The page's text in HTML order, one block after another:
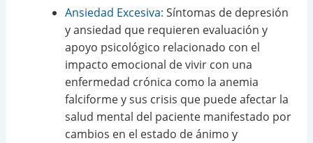
Ansiedad Excesiva: Síntomas de depresión
y ansiedad que requieren evaluación y
apoyo psicológico relacionado con el
impacto emocional de vivir con una
enfermedad crónica como la anemia
falciforme y sus crisis que puede afectar la
salud mental del paciente manifestado por
cambios en el estado de ánimo y